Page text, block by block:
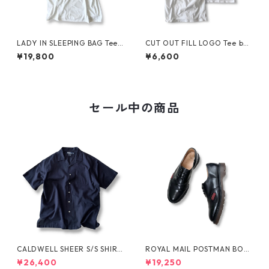
LADY IN SLEEPING BAG Tee
by THE NORTH FACE
¥19,800
CUT OUT FILL LOGO Tee by
Polar Skate Co.
¥6,600
セール中の商品
CALDWELL SHEER S/S SHIRT
by Polo Ralph Lauren
¥26,400
ROYAL MAIL POSTMAN BOO
TS by Dr.MARTENS
¥19,250